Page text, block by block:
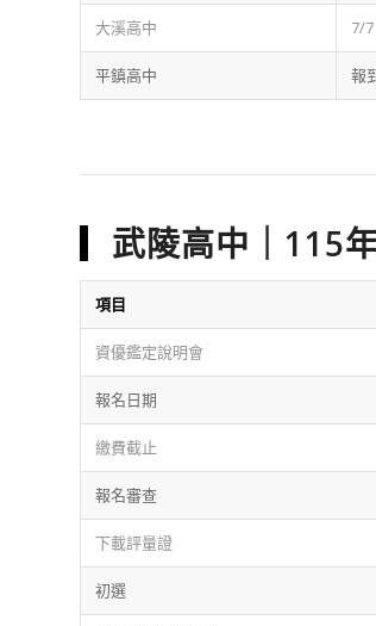
大溪高中 7/
平鎮高中 報
武陵高中｜ 115
項目
資優鑑定說明會
報名日期
繳費截止
報名審查
下載評量證
初選